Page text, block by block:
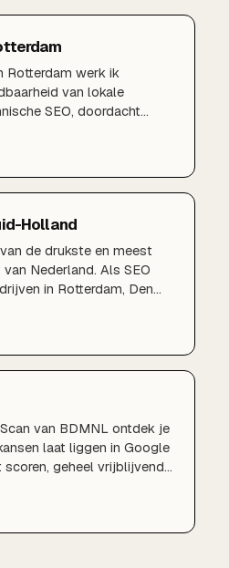
Rotterdam werk ik
van lokale
SEO, doordacht
content te combineren,
Holland
de drukste en meest
Nederland. Als SEO
in Rotterdam, Den
beter vindbaar
van BDMNL ontdek je
laat liggen in Google
scoren, geheel vrijblijvend